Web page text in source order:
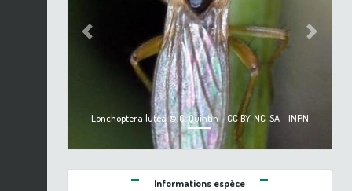
Lonchoptera lutea © C. Quintin - CC BY-NC-SA - INPN
Previous Next
Informations espèce